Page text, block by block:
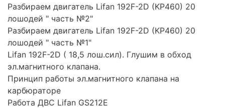
Разбираем двигатель Lifan 192F-2D (KP460) 20
лошодей " часть №2"
Разбираем двигатель Lifan 192F-2D (KP460) 20
лошодей " часть №1"
Lifan 192F-2D ( 18,5 лош.сил). Глушим в обход
эл.магнитного клапана.
Принцип работы эл.магнитного клапана на
карбюраторе
Работа ДВС Lifan GS212E